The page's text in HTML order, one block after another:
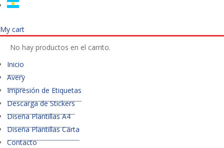
My cart
No hay productos en el carrito.
Inicio
Avery
Impresión de Etiquetas
Descarga de Stickers
Diseña Plantillas A4
Diseña Plantillas Carta
Contacto